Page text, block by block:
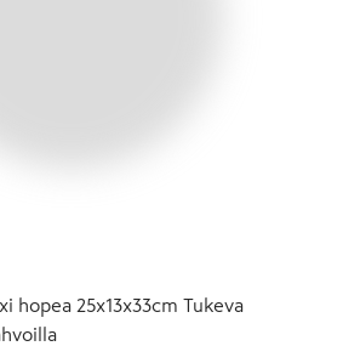
hopea 25x13x33cm Tukeva